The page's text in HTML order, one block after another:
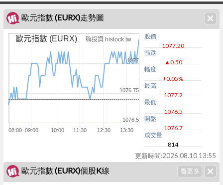
歐元指數 (EURX)走勢圖
歐元指數 (EURX) 嗨投資 histock.tw
08:00 09:00 10:00 11:30 12:30 13:30
1076.5
1076.75
1077
股價
1077.20
漲跌
▲0.50
幅度
+0.05%
最高
1077.2
最低
1076.5
開盤
1076.7
成交量
814
更新時間:2026.08.10 13:55
歐元指數 (EURX)個股K線